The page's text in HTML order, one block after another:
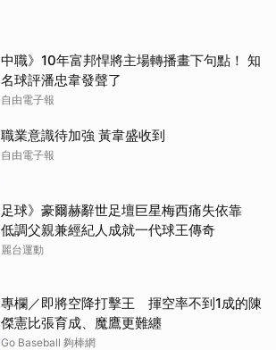
中職》10年富邦悍將主場轉播畫下句點！ 知
名球評潘忠韋發聲了
自由電子報
職業意識待加強 黃韋盛收到
自由電子報
足球》豪爾赫辭世足壇巨星梅西痛失依靠
低調父親兼經紀人成就一代球王傳奇
麗台運動
專欄／即將空降打擊王 揮空率不到1成的陳
傑憲比張育成、魔鷹更難纏
Go Baseball 夠棒網